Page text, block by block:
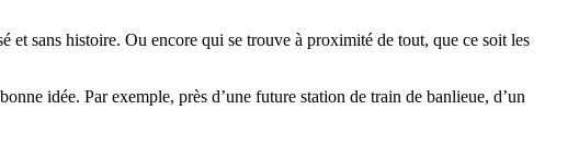
et sans histoire. Ou encore qui se trouve à proximité de tout, que ce soit les
idée. Par exemple, près d’une future station de train de banlieue, d’un